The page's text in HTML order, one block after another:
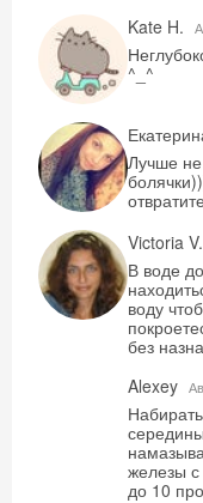
Kate H.
^_^
Лучше не
Victoria V.
В воде
воду
без
Alexey
железы с
до 10